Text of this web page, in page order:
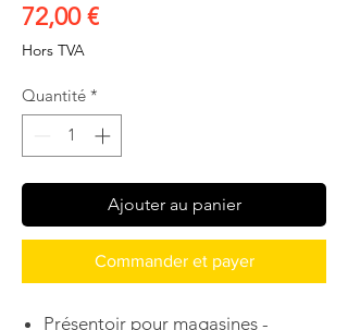
72,00 €Prix
Hors TVA
Quantité *
Ajouter au panier
Commander et payer
Présentoir pour magasines -